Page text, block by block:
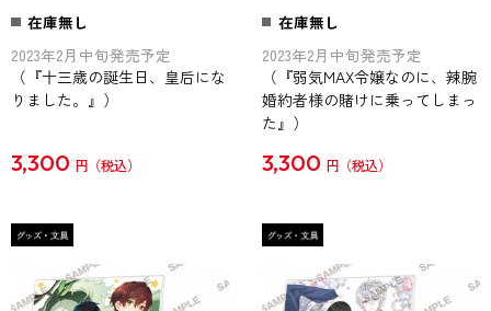
在庫無し
2023年2月中旬発売予定
（『十三歳の誕生日、皇后にな
りました。』）
3,300 円
在庫無し
2023年2月中旬発売予定
（『弱気MAX令嬢なのに、辣腕
婚約者様の賭けに乗ってしまっ
た』）
3,300 円